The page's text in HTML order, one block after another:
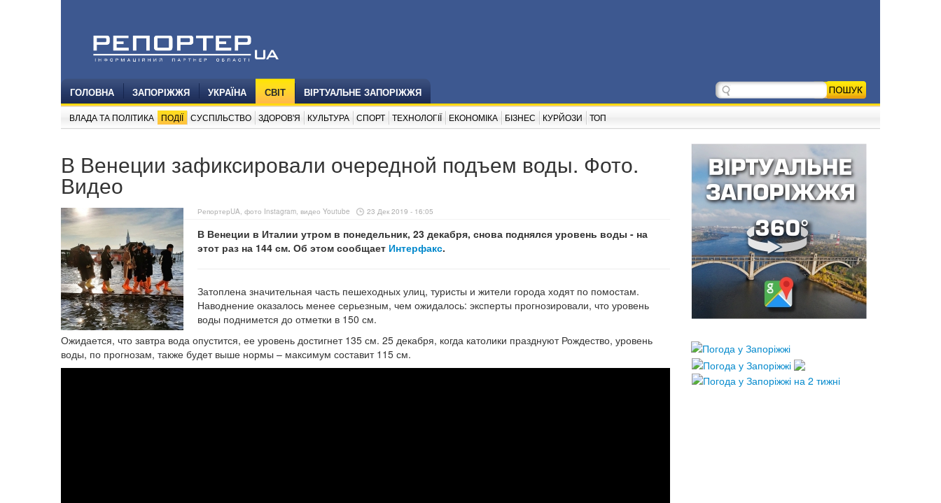
ГОЛОВНА ЗАПОРІЖЖЯ УКРАЇНА СВІТ ВІРТУАЛЬНЕ ЗАПОРІЖЖЯ
ВЛАДА ТА ПОЛІТИКА ПОДІЇ СУСПІЛЬСТВО ЗДОРОВ'Я КУЛЬТУРА СПОРТ ТЕХНОЛОГІЇ ЕКОНОМІКА БІЗНЕС КУРЙОЗИ ТОП
В Венеции зафиксировали очередной подъем воды. Фото.
Видео
РепортерUA, фото Instagram, видео Youtube 23 Дек 2019 - 16:05
В Венеции в Италии утром в понедельник, 23 декабря, снова поднялся уровень воды - на
этот раз на 144 см. Об этом сообщает Интерфакс.
Затоплена значительная часть пешеходных улиц, туристы и жители города ходят по помостам.
Наводнение оказалось менее серьезным, чем ожидалось: эксперты прогнозировали, что уровень
воды поднимется до отметки в 150 см.
Ожидается, что завтра вода опустится, ее уровень достигнет 135 см. 25 декабря, когда католики празднуют Рождество, уровень
воды, по прогнозам, также будет выше нормы – максимум составит 115 см.